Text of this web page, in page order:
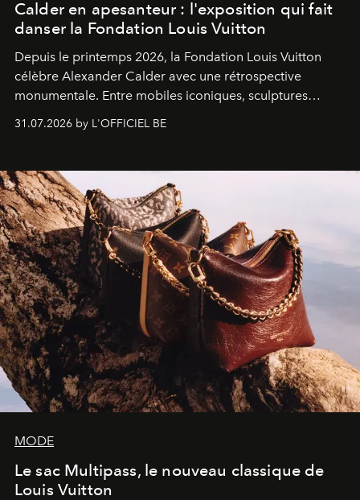
Calder en apesanteur : l'exposition qui fait
danser la Fondation Louis Vuitton
Depuis le printemps 2026, la Fondation Louis Vuitton
célèbre Alexander Calder avec une rétrospective
monumentale. Entre mobiles iconiques, sculptures
américain investit les espaces imaginés par Frank Gehry
sculpture.
31.07.2026 by L'OFFICIEL BE
MODE
Le sac Multipass, le nouveau classique de
Louis Vuitton